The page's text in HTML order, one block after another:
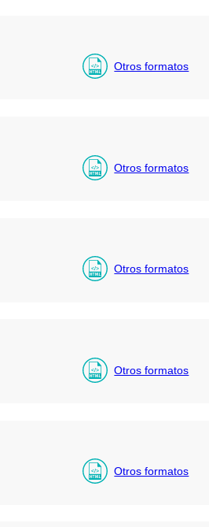
Otros formatos
Otros formatos
Otros formatos
Otros formatos
Otros formatos